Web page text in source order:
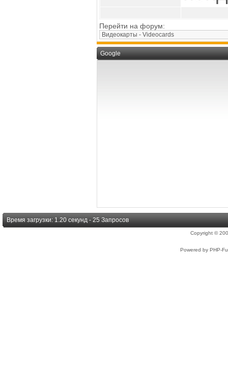
Перейти на форум:
Google
Время загрузки: 1.20 секунд - 25 Запросов
Copyright ©
Powered by PHP-